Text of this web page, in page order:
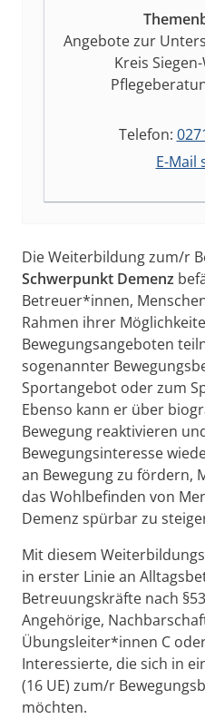
Angebote zur
Kreis
Telefon:
E-Mail
Die Weiterbildung zum/r
Schwerpunkt Demenz
Betreuer*innen,
Rahmen ihrer
Bewegungsangeboten
sogenannter
Sportangebot oder zum
Ebenso kann er über
Bewegung reaktivieren
Bewegungsinteresse
an Bewegung zu fördern,
das Wohlbefinden von
Demenz spürbar zu
Mit diesem
in erster Linie an
Betreuungskräfte nach
Angehörige,
Übungsleiter*innen C
Interessierte, die sich in
(16 UE) zum/r
möchten.